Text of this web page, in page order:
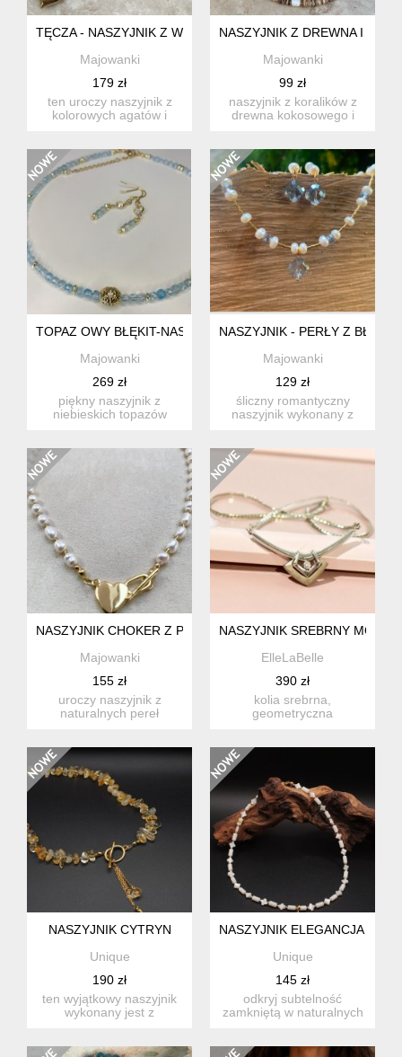
TĘCZA - NASZYJNIK Z WIELOBARWNYCH AGATÓW
Majowanki
179 zł
ten uroczy naszyjnik z
kolorowych agatów i
NASZYJNIK Z DREWNA I
Majowanki
99 zł
naszyjnik z koralików z
drewna kokosowego i
TOPAZ OWY BŁĘKIT-NASZYJNIK I KOLCZYKI Z BŁĘKITNYCH
Majowanki
269 zł
piękny naszyjnik z
niebieskich topazów
NASZYJNIK - PERŁY Z
Majowanki
129 zł
śliczny romantyczny
naszyjnik wykonany z
NASZYJNIK CHOKER Z PEREŁ - ZŁOTE SERDUSZKO
Majowanki
155 zł
uroczy naszyjnik z
naturalnych pereł
NASZYJNIK SREBRNY
ElleLaBelle
390 zł
kolia srebrna,
geometryczna
NASZYJNIK CYTRYN
Unique
190 zł
ten wyjątkowy naszyjnik
wykonany jest z
NASZYJNIK ELEGANCJA
Unique
145 zł
odkryj subtelność
zamkniętą w naturalnych